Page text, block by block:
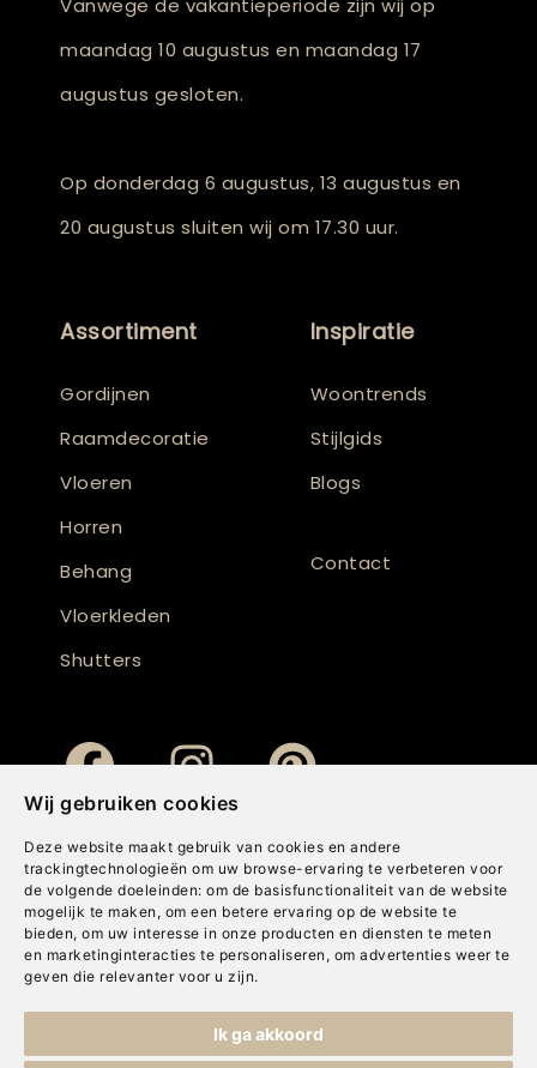
Wij gebruiken cookies
Deze website maakt gebruik van cookies en andere
trackingtechnologieën om uw browse-ervaring te verbeteren voor
de volgende doeleinden: om de basisfunctionaliteit van de website
mogelijk te maken , om een betere ervaring op de website te
bieden, om uw interesse in onze producten en diensten te meten
en marketinginteracties te personaliseren , om advertenties weer te
geven die relevanter voor u zijn.
Ik ga akkoord
Vanwege de vakantieperiode zijn wij op
maandag 10 augustus en maandag 17
augustus gesloten.
Op donderdag 6 augustus, 13 augustus en
20 augustus sluiten wij om 17.30 uur.
Assortiment
Gordijnen
Raamdecoratie
Vloeren
Horren
Behang
Vloerkleden
Shutters
Inspiratie
Woontrends
Stijlgids
Blogs
Contact
Cookies